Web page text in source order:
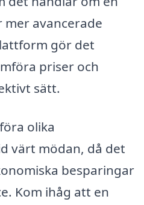
mer avancerade
gör det
priser och
sätt.
olika
värt mödan, då det
besparingar
Kom ihåg att en